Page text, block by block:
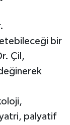
bir
Çil,
palyatif